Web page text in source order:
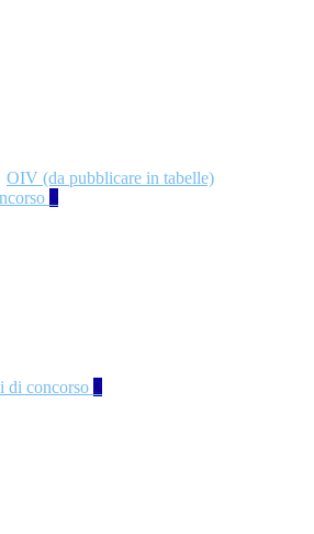
OIV (da pubblicare in tabelle)
2
di concorso 2